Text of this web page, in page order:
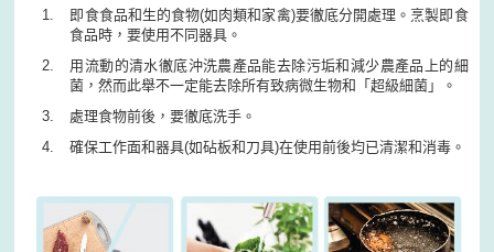
即食食品和生的食物(如肉類和家禽)要徹底分開處理。烹製即食
食品時，要使用不同器具。
用流動的清水徹底沖洗農產品能去除污垢和減少農產品上的細
菌，然而此舉不一定能去除所有致病微生物和「超級細菌」。
處理食物前後，要徹底洗手。
確保工作面和器具(如砧板和刀具)在使用前後均已清潔和消毒。